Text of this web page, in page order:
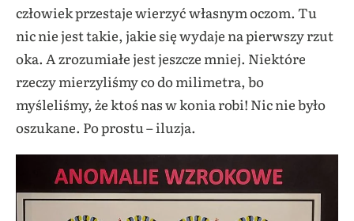
człowiek przestaje wierzyć własnym oczom. Tu
nic nie jest takie, jakie się wydaje na pierwszy rzut
oka. A zrozumiałe jest jeszcze mniej. Niektóre
rzeczy mierzyliśmy co do milimetra, bo
myśleliśmy, że ktoś nas w konia robi! Nic nie było
oszukane. Po prostu – iluzja.